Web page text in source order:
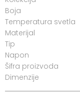
Boja
Temperatura svetla
Materijal
Tip
Napon
Šifra proizvoda
Dimenzije